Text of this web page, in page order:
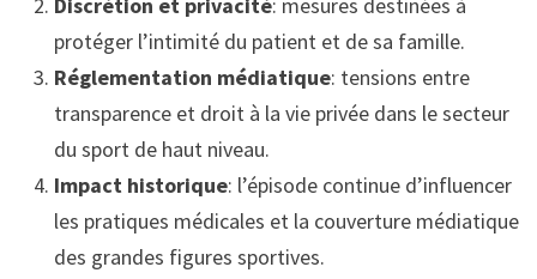
Discrétion et privacité: mesures destinées à
protéger l’intimité du patient et de sa famille.
Réglementation médiatique: tensions entre
transparence et droit à la vie privée dans le secteur
du sport de haut niveau.
Impact historique: l’épisode continue d’influencer
les pratiques médicales et la couverture médiatique
des grandes figures sportives.